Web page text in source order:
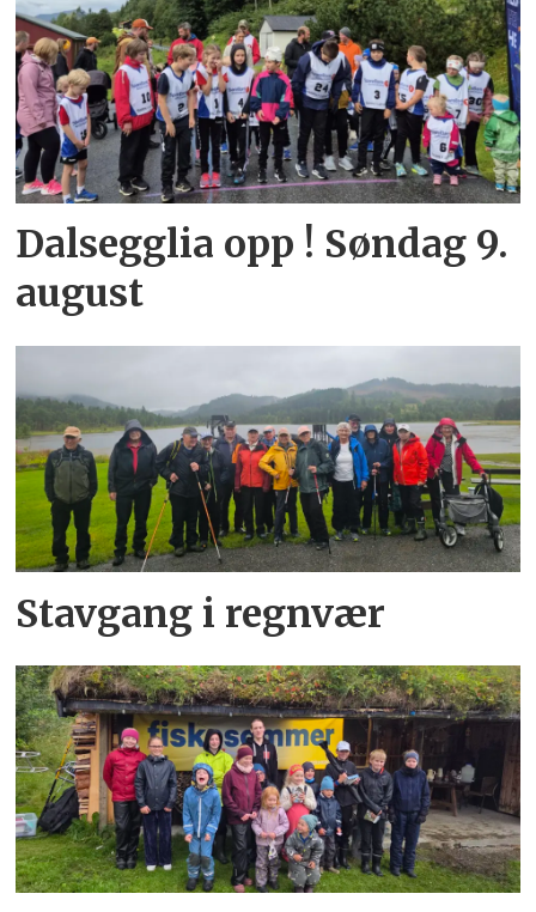
Dalsegglia opp ! Søndag 9.
august
Stavgang i regnvær